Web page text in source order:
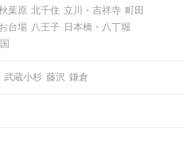
葉原 北千住 立川・吉祥寺 町田
お台場 八王子 日本橋・八丁堀
武蔵小杉 藤沢 鎌倉